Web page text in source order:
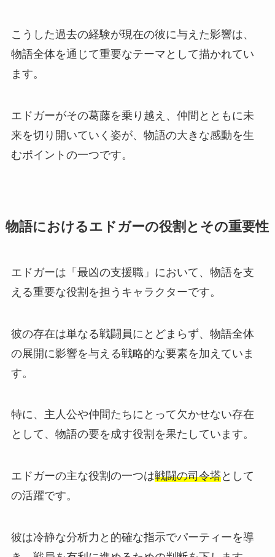
こうした過去の経験が現在の彼に与えた影響は、
物語全体を通じて重要なテーマとして描かれてい
ます。
エドガーがその葛藤を乗り越え、仲間とともに未
来を切り開いていく姿が、物語の大きな感動を生
むポイントの一つです。
物語におけるエドガーの役割とその重要性
エドガーは「最凶の支援職」において、物語を支
える重要な役割を担うキャラクターです。
彼の存在は単なる戦闘員にとどまらず、物語全体
の展開に影響を与える戦略的な要素を加えていま
す。
特に、主人公や仲間たちにとって欠かせない存在
として、物語の要を成す役割を果たしています。
エドガーの主な役割の一つは戦闘の司令塔として
の活躍です。
彼は冷静な分析力と的確な指示でパーティーを導